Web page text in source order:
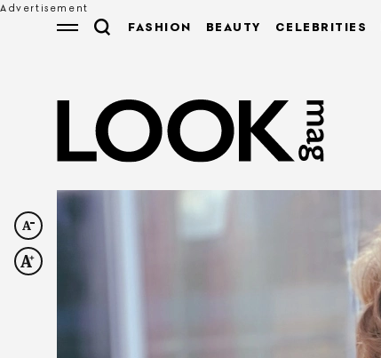
FASHION BEAUTY CELEBRITIES